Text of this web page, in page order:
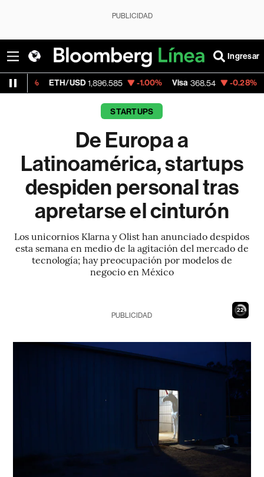
PUBLICIDAD
Ingresar
ETH/USD 1,896.585 -1.00% Visa 368.54 -0.28%
STARTUPS
De Europa a
Latinoamérica, startups
despiden personal tras
apretarse el cinturón
Los unicornios Klarna y Olist han anunciado despidos
esta semana en medio de la agitación del mercado de
tecnología; hay preocupación por modelos de
negocio en México
21
PUBLICIDAD